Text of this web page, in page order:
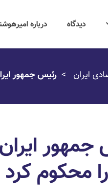
دیدگاه درباره
ایران رئیس جمهور
جمهور
محکوم کرد